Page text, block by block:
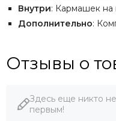
Внутри: Кармашек на
Дополнительно:
Отзывы о
Здесь еще никто
первым!